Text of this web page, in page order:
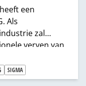
een
Als
zal
verven van
SIGMA